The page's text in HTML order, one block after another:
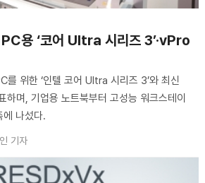
용 ‘코어 Ultra 시리즈 3’·vPro
를 위한 ‘인텔 코어 Ultra 시리즈 3’와 최신
며, 기업용 노트북부터 고성능 워크스테이
에 나섰다.
기자